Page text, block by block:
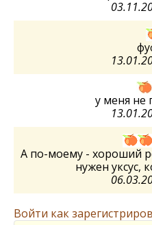
у меня не
А по-моему - хороший
нужен уксус,
Войти как